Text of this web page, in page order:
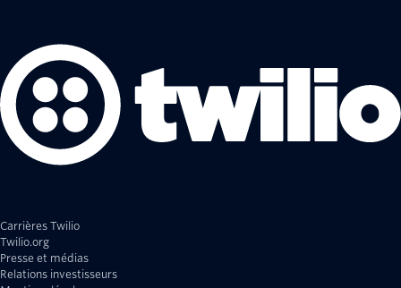
Carrières Twilio
Twilio.org
Presse et médias
Relations investisseurs